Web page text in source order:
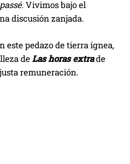
passé. Vivimos bajo el
discusión zanjada.
este pedazo de tierra ígnea,
deLas horas extrade
remuneración.